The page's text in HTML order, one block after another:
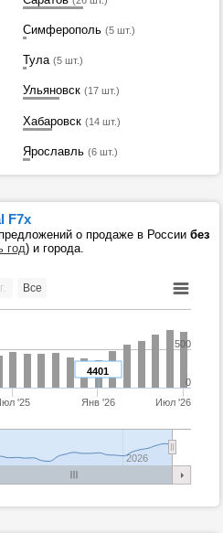
Симферополь (5 шт.)
Тула (5 шт.)
Ульяновск (17 шт.)
Хабаровск (14 шт.)
Ярославль (6 шт.)
F7x
о продаже в России без
год) и города.
4401
'25 Янв '26 Июл '26
2026
0
500
Все